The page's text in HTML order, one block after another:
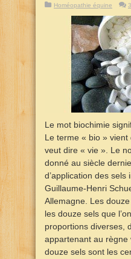
Homéopathie équine
Le mot biochimie
Le terme « bio »
veut dire « vie ». Le
donné au siècle
d’application des sels
Guillaume-Henri
Allemagne. Les
les douze sels que
proportions diverses,
appartenant au règne
douze sels sont les